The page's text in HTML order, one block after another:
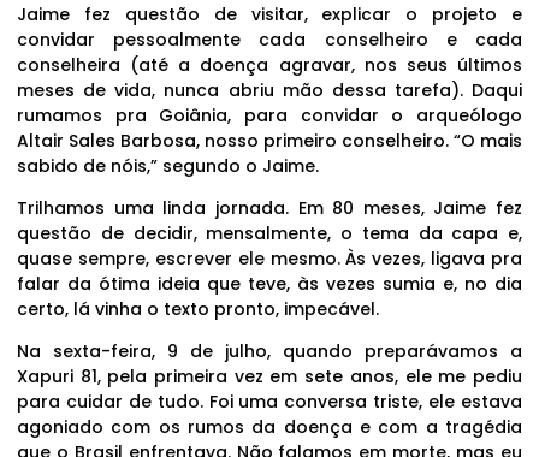
Jaime fez questão de visitar, explicar o projeto e
convidar pessoalmente cada conselheiro e cada
conselheira (até a doença agravar, nos seus últimos
meses de vida, nunca abriu mão dessa tarefa). Daqui
rumamos pra Goiânia, para convidar o arqueólogo
Altair Sales Barbosa, nosso primeiro conselheiro. “O mais
sabido de nóis,” segundo o Jaime.
Trilhamos uma linda jornada. Em 80 meses, Jaime fez
questão de decidir, mensalmente, o tema da capa e,
quase sempre, escrever ele mesmo. Às vezes, ligava pra
falar da ótima ideia que teve, às vezes sumia e, no dia
certo, lá vinha o texto pronto, impecável.
Na sexta-feira, 9 de julho, quando preparávamos a
Xapuri 81, pela primeira vez em sete anos, ele me pediu
para cuidar de tudo. Foi uma conversa triste, ele estava
agoniado com os rumos da doença e com a tragédia